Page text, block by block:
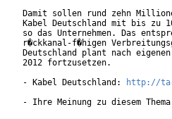
Damit sollen rund zehn
Kabel Deutschland mit bis zu
so das Unternehmen. Das
r�ckkanal-f�higen
Deutschland plant nach
2012 fortzusetzen.
- Kabel Deutschland:
http://
- Ihre Meinung zu diesem